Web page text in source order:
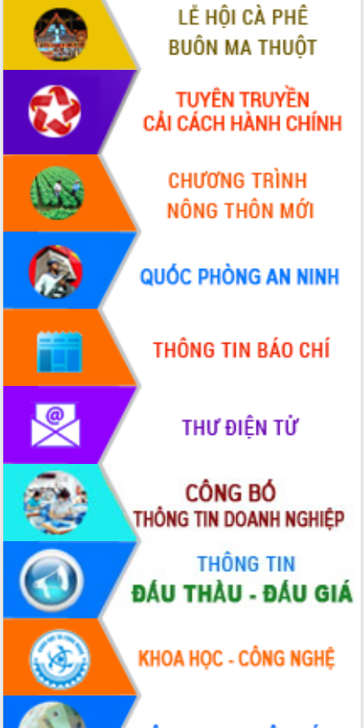
tiến đầu tư tỉnh
Ngành cá ngừ Đắk Lắk chủ động thích
ứng để giữ vững thị trường xuất khẩu
Diễn đàn Kinh tế tư nhân Việt Nam đột
phá cơ chế - Hợp tác công tư
Đề án 06 tạo bước ngoặt đột phá trong
cải cách hành chính tỉnh Đắk Lắk
Kết nối tour, đẩy mạnh chuyển đổi số
để phát triển du lịch Đắk Lắk
Khởi động Dự án Đầu tư xây dựng hạ
tầng kỹ thuật Cụm công nghiệp Tân
Tiến
Gặp mặt các cơ quan báo chí nhân Kỷ
niệm 101 năm Ngày Báo chí Cách
mạng Việt Nam
Đắk Lắk sơ kết 4 năm triển khai thực
hiện Đề án 06 của Chính phủ
Họp báo thông tin về Hội nghị Công bố
Quy hoạch và Xúc tiến đầu tư tỉnh Đắk
Khơi thông điểm nghẽn, đẩy nhanh
giải ngân vốn khắc phục thiên tai
HĐND tỉnh thông qua điều chỉnh Quy
hoạch tỉnh thời kỳ 2021-2030
Hội thảo góp ý hồ sơ điều chỉnh quy
hoạch tỉnh Đắk Lắk thời kỳ 2021-2030,
tầm nhìn đến năm 2050
Nâng cao hiệu quả hoạt động của các
doanh nghiệp nhà nước
Hội nghị triển khai kết nối mạng
truyền số liệu chuyên dùng phục vụ cơ
quan Đảng, Nhà nước
Lễ phát động chuỗi hoạt động chung
tay làm sạch môi trường
Xã Ea Kar bước chuyển mình trong
công tác cải cách hành chính mô hình
mới
UBND tỉnh họp báo định kỳ tháng 4
năm 2026
Hội thảo khoa học “Giải pháp thúc đẩy
phát triển nền kinh tế xanh tại tỉnh